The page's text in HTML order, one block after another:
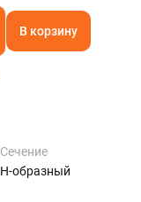
В корзину
Сечение
Н-образный